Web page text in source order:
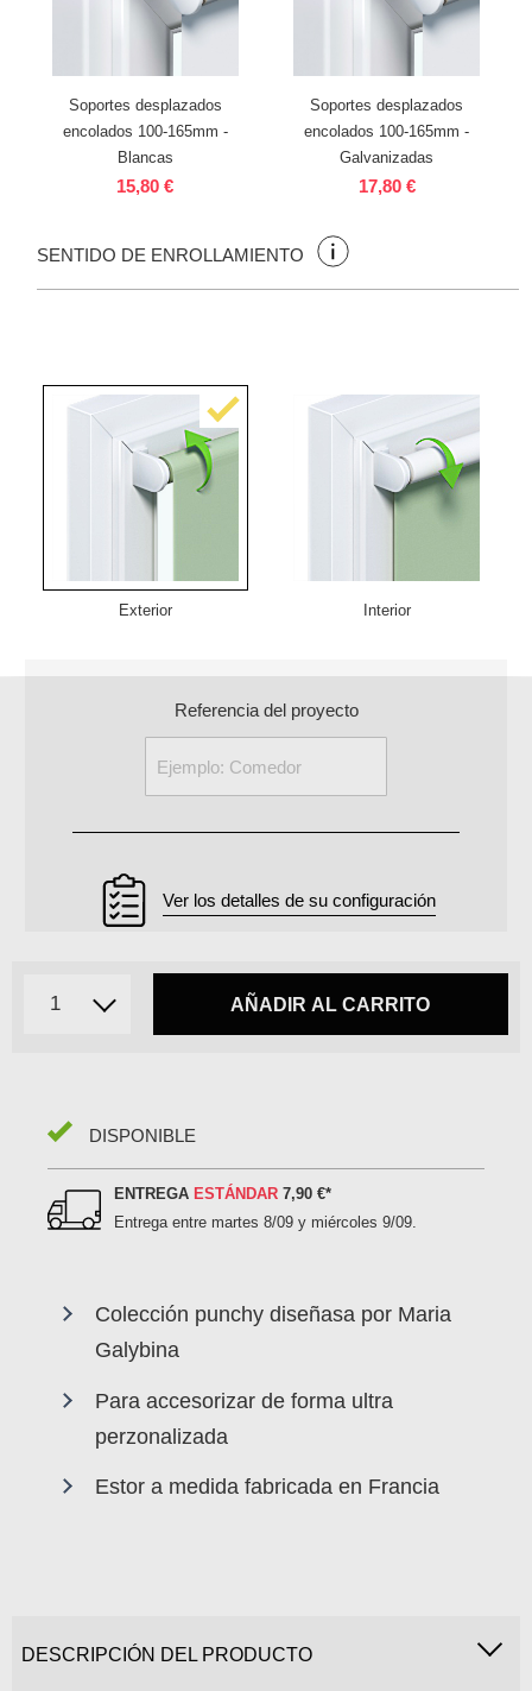
Soportes desplazados
encolados 100-165mm -
Blancas
15,80 €
Soportes desplazados
encolados 100-165mm -
Galvanizadas
17,80 €
SENTIDO DE ENROLLAMIENTO
Exterior Interior
Referencia del proyecto
Ver los detalles de su configuración
AÑADIR AL CARRITO
DISPONIBLE
ENTREGA ESTÁNDAR 7,90 €*
Entrega entre martes 8/09 y miércoles 9/09.
Colección punchy diseñasa por Maria
Galybina
Para accesorizar de forma ultra
perzonalizada
Estor a medida fabricada en Francia
DESCRIPCIÓN DEL PRODUCTO